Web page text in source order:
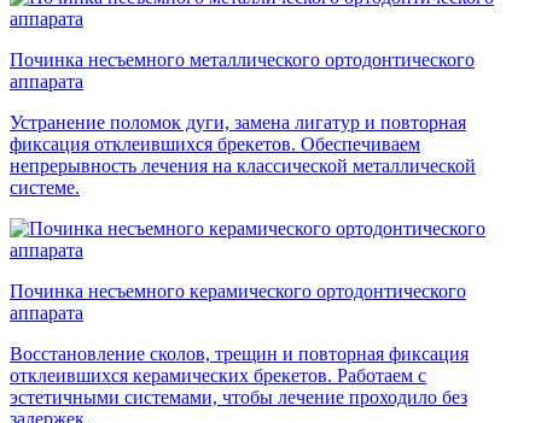
Починка несъемного металлического ортодонтического
аппарата
Устранение поломок дуги, замена лигатур и повторная
фиксация отклеившихся брекетов. Обеспечиваем
непрерывность лечения на классической металлической
системе.
Починка несъемного керамического ортодонтического
аппарата
Восстановление сколов, трещин и повторная фиксация
отклеившихся керамических брекетов. Работаем с
эстетичными системами, чтобы лечение проходило без